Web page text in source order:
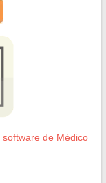
software de Médico